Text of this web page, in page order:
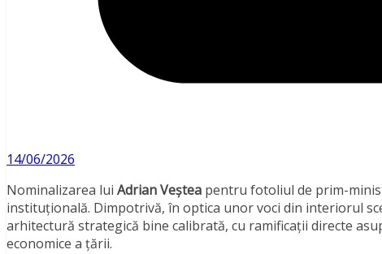
14/06/2026
Nominalizarea lui Adrian Veștea pentru fotoliul de prim-
instituțională. Dimpotrivă, în optica unor voci din interiorul
arhitectură strategică bine calibrată, cu ramificații directe
economice a țării.